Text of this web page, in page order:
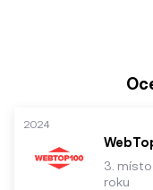
2024
3.
roku